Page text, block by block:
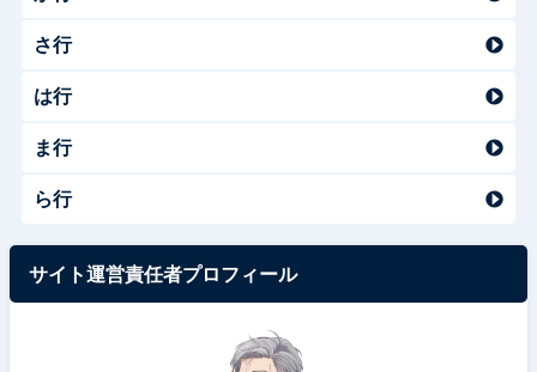
さ行
は行
ま行
ら行
サイト運営責任者プロフィール